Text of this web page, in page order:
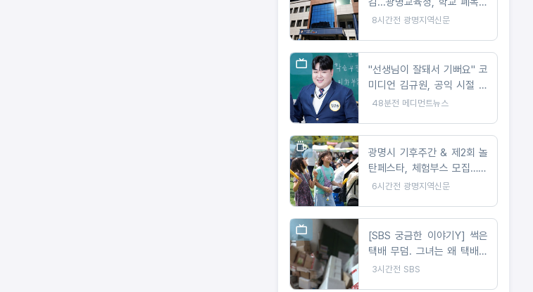
무상위탁처리 지원
8시간전 광명지역신문
"선생님이 잘돼서 기뻐요" 코
미디언 김규원, 공익 시절 감
동 선행 뒤늦게 화제
48분전 메디먼트뉴스
광명시 기후주간 & 제2회 놀
탄페스타, 체험부스 모집…10
월 24일 개최
6시간전 광명지역신문
[SBS 궁금한 이야기Y] 썩은
택배 무덤. 그녀는 왜 택배를
계속 주문하나 / 문 하나 사이
3시간전 SBS